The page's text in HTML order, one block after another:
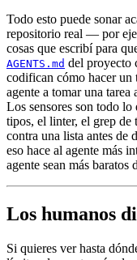
Todo esto puede sonar
repositorio real — por
cosas que escribí para
AGENTS.md del proyecto
codifican cómo hacer un
agente a tomar una
Los sensores son todo
tipos, el linter, el grep de
contra una lista antes de
eso hace al agente más
agente sean más baratos
Los humanos
Si quieres ver hasta